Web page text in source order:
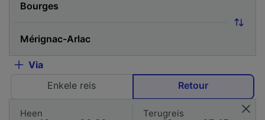
Via
Enkele reis
Retour
Heen Terugreis